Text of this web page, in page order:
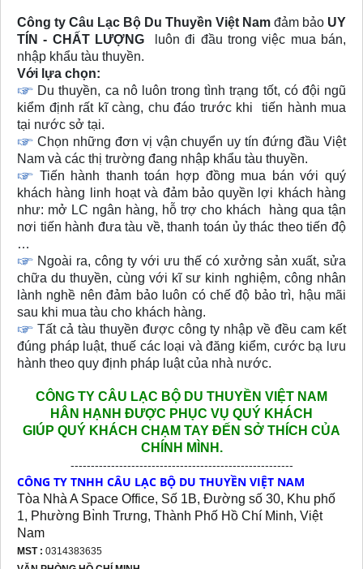
Công ty Câu Lạc Bộ Du Thuyền Việt Nam đảm bảo UY
TÍN - CHẤT LƯỢNG luôn đi đầu trong việc mua bán,
nhập khẩu tàu thuyền.
Với lựa chọn:
Du thuyền, ca nô luôn trong tình trạng tốt, có đội ngũ
kiểm định rất kĩ càng, chu đáo trước khi tiến hành mua
tại nước sở tại.
Chọn những đơn vị vận chuyển uy tín đứng đầu Việt
Nam và các thị trường đang nhập khẩu tàu thuyền.
Tiến hành thanh toán hợp đồng mua bán với quý
khách hàng linh hoạt và đảm bảo quyền lợi khách hàng
như: mở LC ngân hàng, hỗ trợ cho khách hàng qua tận
nơi tiến hành đưa tàu về, thanh toán ủy thác theo tiến độ
…
Ngoài ra, công ty với ưu thế có xưởng sản xuất, sửa
chữa du thuyền, cùng với kĩ sư kinh nghiệm, công nhân
lành nghề nên đảm bảo luôn có chế độ bảo trì, hậu mãi
sau khi mua tàu cho khách hàng.
Tất cả tàu thuyền được công ty nhập về đều cam kết
đúng pháp luật, thuế các loại và đăng kiểm, cước bạ lưu
hành theo quy định pháp luật của nhà nước.
CÔNG TY CÂU LẠC BỘ DU THUYỀN VIỆT NAM
HÂN HẠNH ĐƯỢC PHỤC VỤ QUÝ KHÁCH
GIÚP QUÝ KHÁCH CHẠM TAY ĐẾN SỞ THÍCH CỦA
CHÍNH MÌNH.
-------------------------------------------------------
CÔNG TY TNHH CÂU LẠC BỘ DU THUYỀN VIỆT NAM
Tòa Nhà A Space Office, Số 1B, Đường số 30, Khu phố
1, Phường Bı̀nh Trưng, Thành Phố Hồ Chí Minh, Việt
Nam
MST : 0314383635